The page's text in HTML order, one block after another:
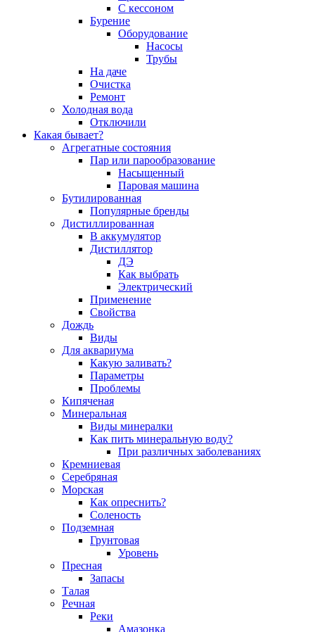
С кессоном
Бурение
Оборудование
Насосы
Трубы
На даче
Очистка
Ремонт
Холодная вода
Отключили
Какая бывает?
Агрегатные состояния
Пар или парообразование
Насыщенный
Паровая машина
Бутилированная
Популярные бренды
Дистиллированная
В аккумулятор
Дистиллятор
ДЭ
Как выбрать
Электрический
Применение
Свойства
Дождь
Виды
Для аквариума
Какую заливать?
Параметры
Проблемы
Кипяченая
Минеральная
Виды минералки
Как пить минеральную воду?
При различных заболеваниях
Кремниевая
Серебряная
Морская
Как опреснить?
Соленость
Подземная
Грунтовая
Уровень
Пресная
Запасы
Талая
Речная
Реки
Амазонка